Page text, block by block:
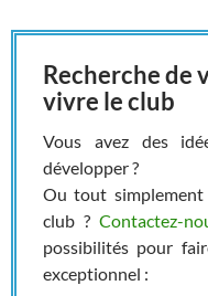
Recherche de
vivre le club
Vous avez des
développer ?
Ou tout
club ?Contactez-
possibilités pour
exceptionnel :